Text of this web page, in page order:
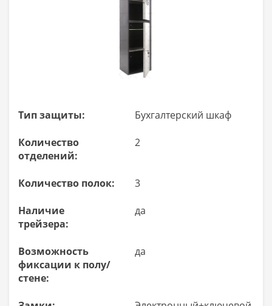
Тип защиты: Бухгалтерский шкаф
Количество
отделений:
2
Количество полок: 3
Наличие
трейзера:
да
Возможность
фиксации к полу/
стене:
да